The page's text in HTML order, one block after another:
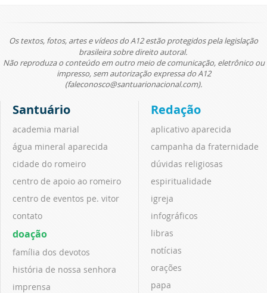
Os textos, fotos, artes e vídeos do A12 estão protegidos pela legislação
brasileira sobre direito autoral.
Não reproduza o conteúdo em outro meio de comunicação, eletrônico ou
impresso, sem autorização expressa do A12
(faleconosco@santuarionacional.com).
Santuário
academia marial
água mineral aparecida
cidade do romeiro
centro de apoio ao romeiro
centro de eventos pe. vitor
contato
doação
família dos devotos
história de nossa senhora
imprensa
Redação
aplicativo aparecida
campanha da fraternidade
dúvidas religiosas
espiritualidade
igreja
infográficos
libras
notícias
orações
papa